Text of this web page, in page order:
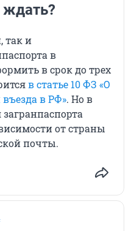
ждать?
так и
в
в срок до трех
в статье 10 ФЗ «О
в РФ». Но в
от страны
почты.